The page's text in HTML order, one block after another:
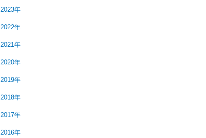
2023年
2022年
2021年
2020年
2019年
2018年
2017年
2016年